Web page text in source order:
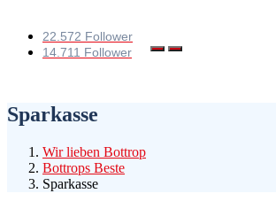
22.572 Follower
14.711 Follower
Sparkasse
Wir lieben Bottrop
Bottrops Beste
Sparkasse